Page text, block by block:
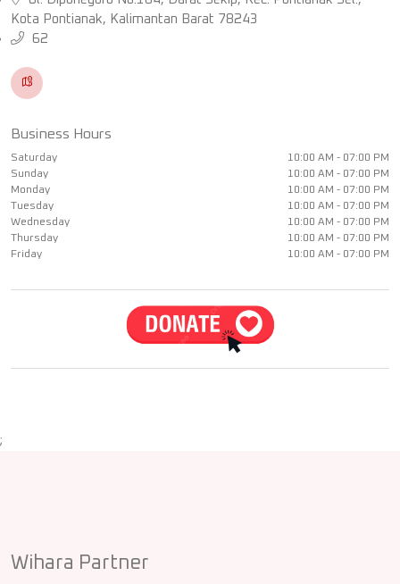
Kota Pontianak, Kalimantan Barat 78243
62
Business Hours
Saturday
10:00 AM - 07:00 PM
Sunday
10:00 AM - 07:00 PM
Monday
10:00 AM - 07:00 PM
Tuesday
10:00 AM - 07:00 PM
Wednesday
10:00 AM - 07:00 PM
Thursday
10:00 AM - 07:00 PM
Friday
10:00 AM - 07:00 PM
;
Wihara Partner